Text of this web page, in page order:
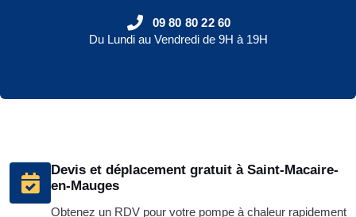
Devis et déplacement gratuit à Saint-Macaire-
en-Mauges
Obtenez un RDV pour votre pompe à chaleur rapidement
09 80 80 22 60
Du Lundi au Vendredi de 9H à 19H